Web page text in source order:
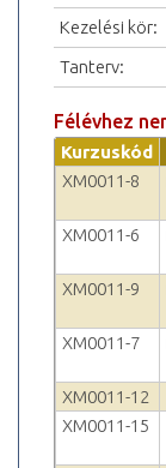
Kezelési kör:
Tanterv:
Félévhez
Kurzuskód
XM0011-8
XM0011-6
XM0011-9
XM0011-7
XM0011-12
XM0011-15